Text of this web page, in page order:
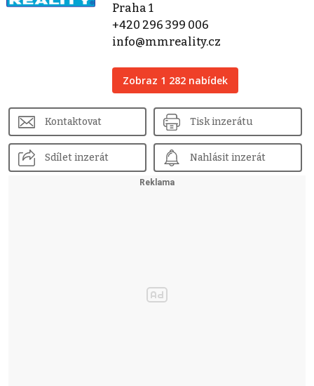
Praha 1
+420 296 399 006
info@mmreality.cz
Zobraz 1 282 nabídek
Kontaktovat Tisk inzerátu
Sdílet inzerát Nahlásit inzerát